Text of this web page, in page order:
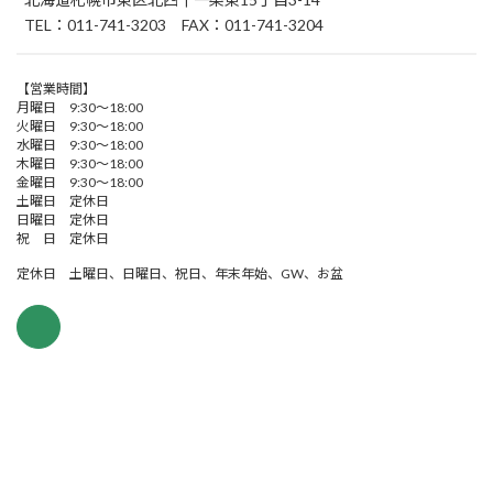
TEL：011-741-3203 FAX：011-741-3204
【営業時間】
月曜日 9:30～18:00
火曜日 9:30～18:00
水曜日 9:30～18:00
木曜日 9:30～18:00
金曜日 9:30～18:00
土曜日 定休日
日曜日 定休日
祝 日 定休日
定休日 土曜日、日曜日、祝日、年末年始、GW、お盆